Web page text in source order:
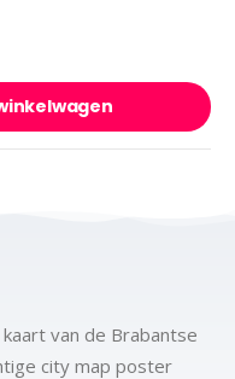
van de Brabantse
city map poster